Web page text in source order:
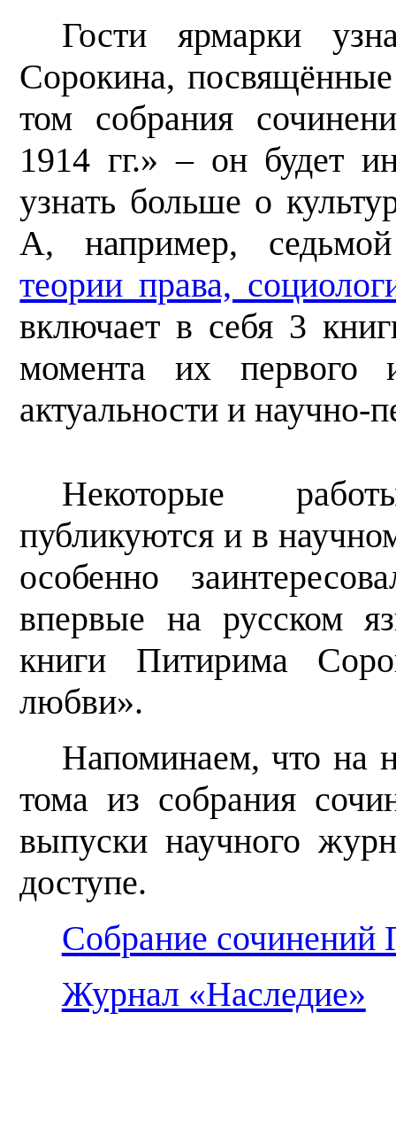
Гости ярмарки
Сорокина,
том собрания
1914 гг.» – он будет
узнать больше о
А, например,
теории права,
включает в себя 3
момента их первого
актуальности и научно-
Некоторые
публикуются и в
особенно
впервые на русском
книги Питирима
любви».
Напоминаем, что на
тома из собрания
выпуски научного
доступе.
Собрание
Журнал «Наследие»